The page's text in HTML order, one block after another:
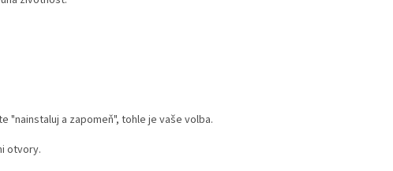
"nainstaluj a zapomeň", tohle je vaše volba.
otvory.